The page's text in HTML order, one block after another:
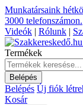
Munkatársaink
3000 telefonszámon.
Videók | Rólunk |
Termékek
Belépés
Belépés Új fiók
Kosár